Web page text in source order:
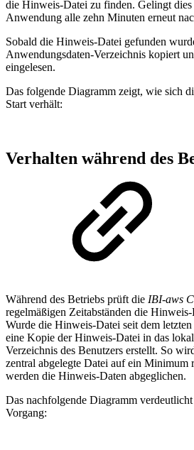
die Hinweis-Datei zu finden. Gelingt
Anwendung alle zehn Minuten erneut
Sobald die Hinweis-Datei gefunden
Anwendungsdaten-Verzeichnis kopiert
eingelesen.
Das folgende Diagramm zeigt, wie sich
Start verhält:
Verhalten während des
Während des Betriebs prüft die IBI-aws
regelmäßigen Zeitabständen die
Wurde die Hinweis-Datei seit dem
eine Kopie der Hinweis-Datei in das
Verzeichnis des Benutzers erstellt. So
zentral abgelegte Datei auf ein Minimum
werden die Hinweis-Daten abgeglichen.
Das nachfolgende Diagramm verdeutlicht
Vorgang: